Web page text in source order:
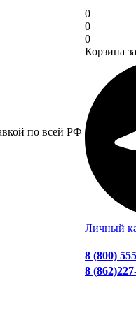
по всей РФ
0
0
0
Корзина
Личный
8 (800)
8